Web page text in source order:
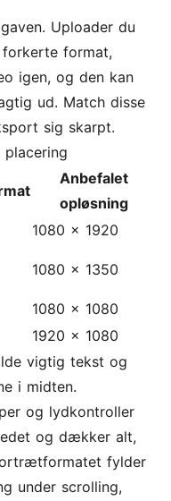
Uploader du
format,
igen, og den kan
ud. Match disse
sig skarpt.
Anbefalet
opløsning
1080 x 1920
1080 x 1350
1080 x 1080
1920 x 1080
vigtig tekst og
i midten.
og lydkontroller
og dækker alt,
fylder
under scrolling,